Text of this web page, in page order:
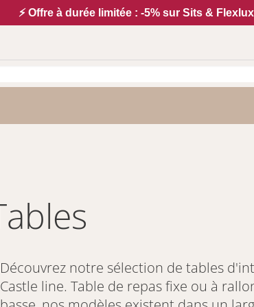
⚡ Offre à durée limitée : -5% sur Sits &
Tables
Découvrez notre sélection de tables
Castle line. Table de repas fixe ou à